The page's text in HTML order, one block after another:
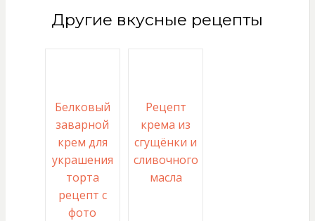
Другие вкусные рецепты
Белковый
заварной
крем для
украшения
торта
рецепт с
фото
Рецепт
крема из
сгущёнки и
сливочного
масла